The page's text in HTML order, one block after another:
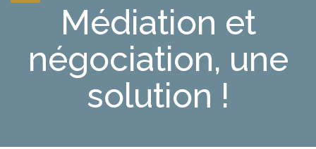
navigationMédiation et
négociation, une
solution !